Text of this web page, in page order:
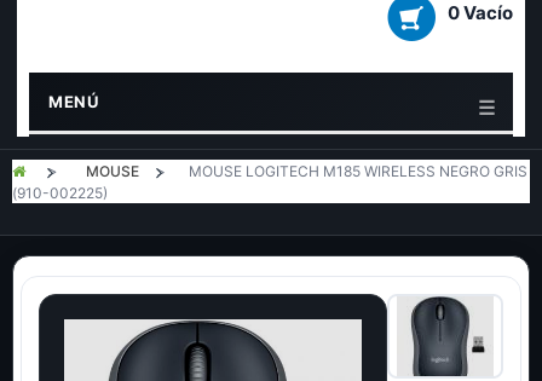
0 Vacío
MENÚ
> MOUSE >
MOUSE LOGITECH M185 WIRELESS NEGRO GRIS
(910-002225)